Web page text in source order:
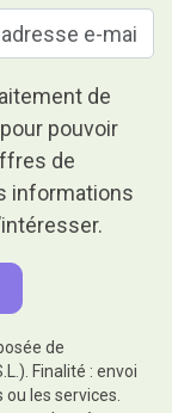
de
pouvoir
de
informations
de
Finalité : envoi
les services.